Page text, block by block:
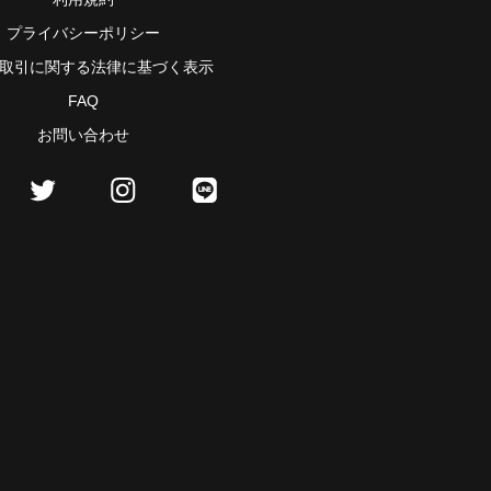
プライバシーポリシー
引に関する法律に基づく表示
FAQ
お問い合わせ